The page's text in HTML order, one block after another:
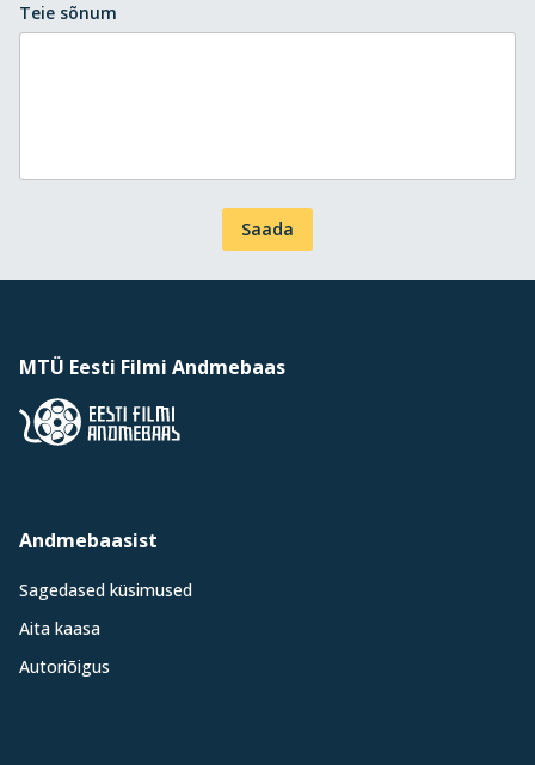
Teie sõnum
Saada
MTÜ Eesti Filmi Andmebaas
Andmebaasist
Sagedased küsimused
Aita kaasa
Autoriõigus